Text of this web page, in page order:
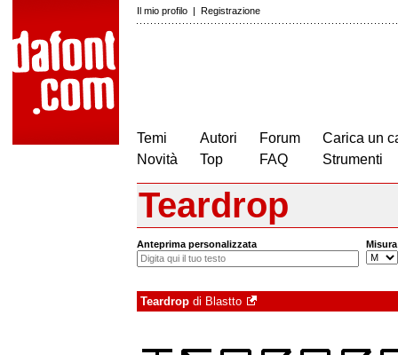
Il mio profilo | Registrazione
Temi
Novità
Autori
Top
Forum
FAQ
Carica un
Strumenti
Teardrop
Anteprima personalizzata Misura
Teardrop di Blastto